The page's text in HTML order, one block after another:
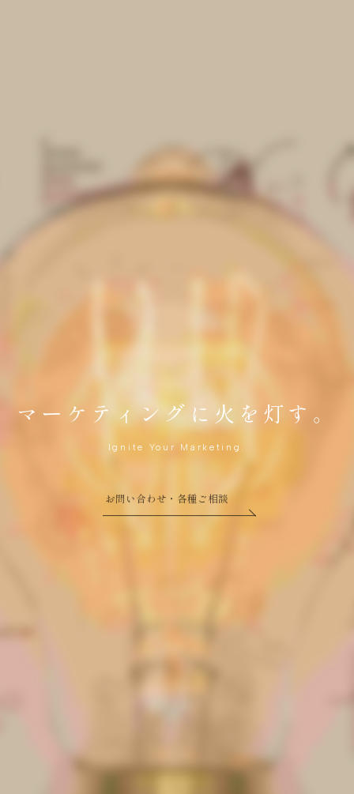
マーケティングに火を灯す。
Ignite Your Marketing.
お問い合わせ・各種ご相談